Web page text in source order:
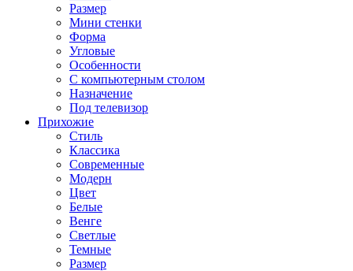
Размер
Мини стенки
Форма
Угловые
Особенности
С компьютерным столом
Назначение
Под телевизор
Прихожие
Стиль
Классика
Современные
Модерн
Цвет
Белые
Венге
Светлые
Темные
Размер